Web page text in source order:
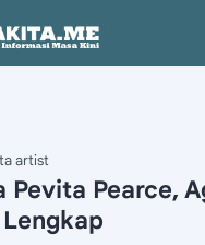
artist
Pevita Pearce,